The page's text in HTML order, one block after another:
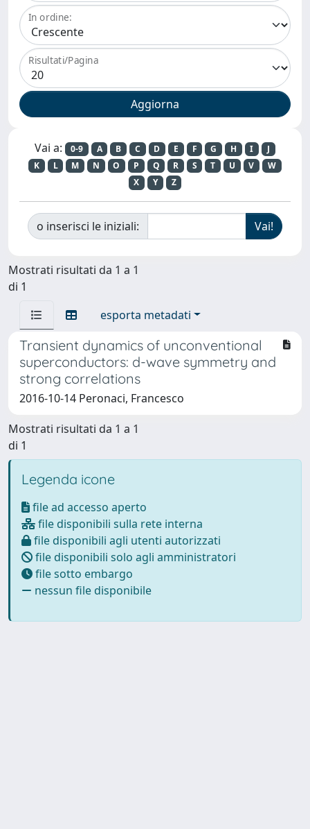
In ordine:
Risultati/Pagina
Vai a: 0-9 A B C D E F G H I
J
K
L M N O P Q R S T U V
W
X
Y Z
o inserisci le iniziali:
Mostrati risultati da 1 a 1
di 1
esporta metadati
Transient dynamics of unconventional
superconductors: d-wave symmetry and
strong correlations
2016-10-14 Peronaci, Francesco
Mostrati risultati da 1 a 1
di 1
Legenda icone
file ad accesso aperto
file disponibili sulla rete interna
file disponibili agli utenti autorizzati
file disponibili solo agli amministratori
file sotto embargo
nessun file disponibile